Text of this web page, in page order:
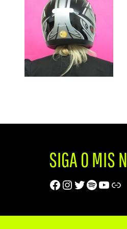
SIGA O MIS
Facebook
Instagram
Twitter
Spotify
Trip